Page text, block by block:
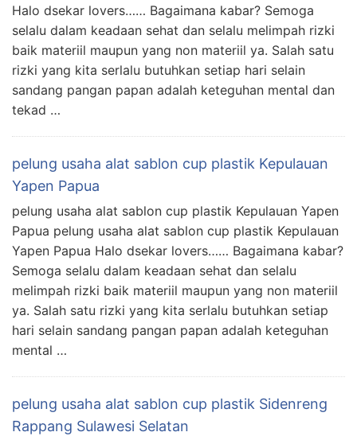
Halo dsekar lovers…… Bagaimana kabar? Semoga
selalu dalam keadaan sehat dan selalu melimpah rizki
baik materiil maupun yang non materiil ya. Salah satu
rizki yang kita serlalu butuhkan setiap hari selain
sandang pangan papan adalah keteguhan mental dan
tekad …
pelung usaha alat sablon cup plastik Kepulauan
Yapen Papua
pelung usaha alat sablon cup plastik Kepulauan Yapen
Papua pelung usaha alat sablon cup plastik Kepulauan
Yapen Papua Halo dsekar lovers…… Bagaimana kabar?
Semoga selalu dalam keadaan sehat dan selalu
melimpah rizki baik materiil maupun yang non materiil
ya. Salah satu rizki yang kita serlalu butuhkan setiap
hari selain sandang pangan papan adalah keteguhan
mental …
pelung usaha alat sablon cup plastik Sidenreng
Rappang Sulawesi Selatan